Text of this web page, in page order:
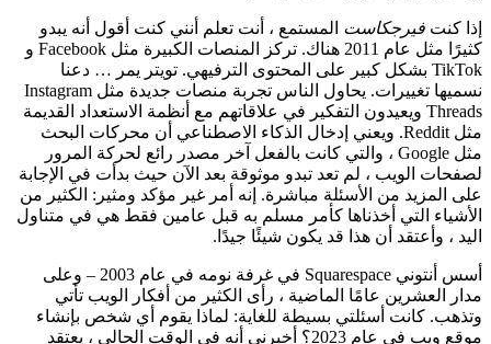
إذا كنت فيرجكاست المستمع ، أنت تعلم أنني كنت أقول أنه يبدو
كثيرًا مثل عام 2011 هناك. تركز المنصات الكبيرة مثل Facebook و
TikTok بشكل كبير على المحتوى الترفيهي. تويتر يمر … دعنا
نسميها تغييرات. يحاول الناس تجربة منصات جديدة مثل Instagram
Threads ويعيدون التفكير في علاقاتهم مع أنظمة الاستعداد القديمة
مثل Reddit. ويعني إدخال الذكاء الاصطناعي أن محركات البحث
مثل Google ، والتي كانت بالفعل آخر مصدر رائع لحركة المرور
لصفحات الويب ، لم تعد تبدو موثوقة بعد الآن حيث بدأت في الإجابة
على المزيد من الأسئلة مباشرة. إنه أمر غير مؤكد ومثير: الكثير من
الأشياء التي أخذناها كأمر مسلم به قبل عامين فقط هي في متناول
اليد ، وأعتقد أن هذا قد يكون شيئًا جيدًا.
أسس أنتوني Squarespace في غرفة نومه في عام 2003 – وعلى
مدار العشرين عامًا الماضية ، رأى الكثير من أفكار الويب تأتي
وتذهب. كانت أسئلتي بسيطة للغاية: لماذا يقوم أي شخص بإنشاء
موقع ويب في عام 2023؟ أخبرني أنه في الوقت الحالي ، يعتقد